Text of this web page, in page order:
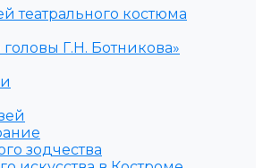
театрального костюма
Г.Н. Ботникова»
зодчества